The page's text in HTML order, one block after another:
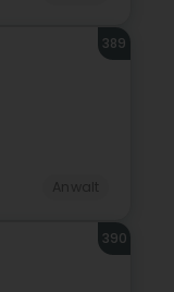
389
390